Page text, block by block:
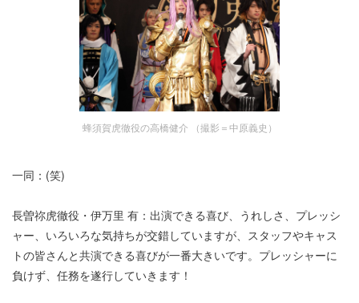
蜂須賀虎徹役の高橋健介 （撮影＝中原義史）
一同：(笑)
長曽祢虎徹役・伊万里 有：出演できる喜び、うれしさ、プレッシ
ャー、いろいろな気持ちが交錯していますが、スタッフやキャス
トの皆さんと共演できる喜びが一番大きいです。プレッシャーに
負けず、任務を遂行していきます！